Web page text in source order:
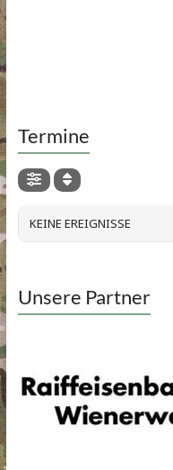
Termine
KEINE EREIGNISSE
Unsere Partner